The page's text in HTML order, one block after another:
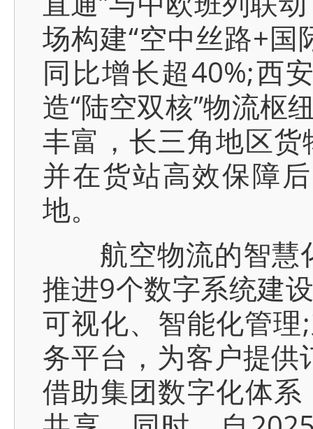
场构建“空中丝路+
同比增长超40%;西
造“陆空双核”物流枢
丰富，长三角地区
并在货站高效保障
地。
航空物流的智慧
推进9个数字系统建
可视化、智能化管理
务平台，为客户提
借助集团数字化体